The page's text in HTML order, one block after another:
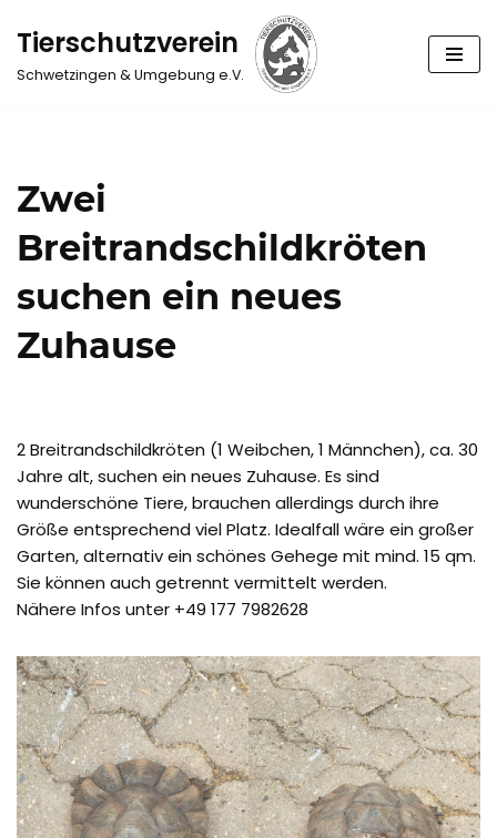
Zum
Inhalt
Tierschutzverein
Schwetzingen & Umgebung e.V.
Zwei
Breitrandschildkröten
suchen ein neues
Zuhause
2 Breitrandschildkröten (1 Weibchen, 1 Männchen), ca. 30
Jahre alt, suchen ein neues Zuhause. Es sind
wunderschöne Tiere, brauchen allerdings durch ihre
Größe entsprechend viel Platz. Idealfall wäre ein großer
Garten, alternativ ein schönes Gehege mit mind. 15 qm.
Sie können auch getrennt vermittelt werden.
Nähere Infos unter +49 177 7982628